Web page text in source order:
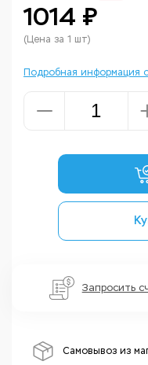
1014 ₽
(Цена за 1 шт)
Подробная информация
Запросить
Самовывоз из